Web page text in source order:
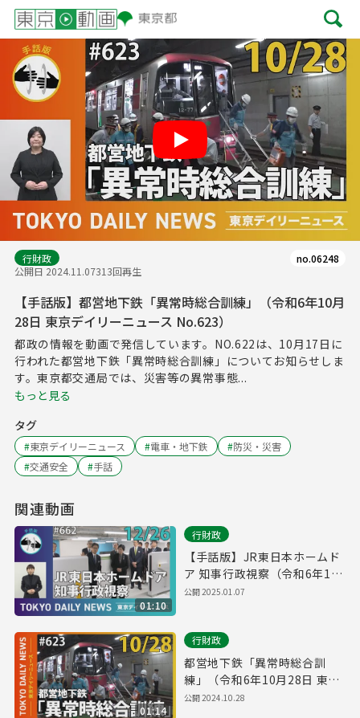
Play
行財政
公開日 2024.11.07313回再生
no.06248
【手話版】都営地下鉄「異常時総合訓練」（令和6年10月
28日 東京デイリーニュース No.623）
都政の情報を動画で発信しています。NO.622は、10月17日に
行われた都営地下鉄「異常時総合訓練」についてお知らせしま
す。東京都交通局では、災害等の異常事態...
もっと見る
タグ
#東京デイリーニュース #電車・地下鉄 #防災・災害
#交通安全 #手話
関連動画
01:10
行財政
【手話版】JR東日本ホームド
ア 知事行政視察（令和6年12
月26日 東京デイリーニュース
公開2025.01.07
01:14
行財政
都営地下鉄「異常時総合訓
練」（令和6年10月28日 東京
デイリーニュース No.623）
公開2024.10.28